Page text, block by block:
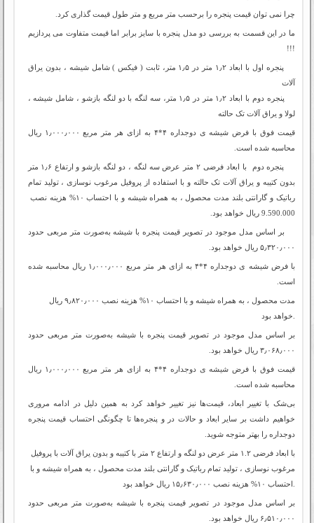
چرا نمی توان قیمت پنجره را برحسب متر مربع و متر طول قیمت گذاری کرد.
ما در این قسمت به بررسی دو مدل پنجره با سایز برابر اما قیمت متفاوت می پردازیم
!!!
پنجره اول با ابعاد ۱٫۲ متر در ۱٫۵ متر، ثابت ( فیکس ) شامل شیشه ، بدون یراق
آلات
پنجره دوم با ابعاد ۱٫۲ متر در ۱٫۵ متر، سه لنگه با دو لنگه بازشو ، شامل شیشه ،
لولا و یراق آلات تک حالته
قیمت فوق با فرض شیشه ی دوجداره ۴*۴ به ازای هر متر مربع ۱٫۰۰۰٫۰۰۰ ریال
محاسبه شده است.
پنجره دوم با ابعاد فرضی ۲ متر عرض سه لنگه ، دو لنگه بازشو و ارتفاع ۱٫۶ ‌متر
بدون کتیبه و یراق آلات تک حالته و با استفاده از پروفیل مرغوب نوسازی ، تولید تمام
رباتیک و گارانتی بلند مدت محصول ، به همراه شیشه و با احتساب ۱۰% هزینه نصب
9.590.000 ریال خواهد بود.
بر اساس مدل موجود در تصویر قیمت پنجره با شیشه به‌صورت متر مربعی حدود
۵٫۳۲۰٫۰۰۰ ریال خواهد بود.
با فرض شیشه ی دوجداره ۴*۴ به ازای هر متر مربع ۱٫۰۰۰٫۰۰۰ ریال محاسبه شده
است.
مدت محصول ، به همراه شیشه و با احتساب ۱۰% هزینه نصب ۹٫۸۲۰٫۰۰۰ ریال
بر اساس مدل موجود در تصویر قیمت پنجره با شیشه به‌صورت متر مربعی حدود
۳٫۰۶۸٫۰۰۰ ریال خواهد بود.
قیمت فوق با فرض شیشه ی دوجداره ۴*۴ به ازای هر متر مربع ۱٫۰۰۰٫۰۰۰ ریال
محاسبه شده است.
بی‌شک با تغییر ابعاد، قیمت‌ها نیز تغییر خواهد کرد به همین دلیل در ادامه مروری
خواهیم داشت بر سایر ابعاد و حالات در و پنجره‌ها تا چگونگی احتساب قیمت پنجره
دوجداره را بهتر متوجه شوید.
با ابعاد فرضی ۱.۲ متر عرض دو لنگه و ارتفاع ۲ ‌متر با کتیبه و بدون یراق آلات با پروفیل
مرغوب نوسازی ، تولید تمام رباتیک و گارانتی بلند مدت محصول ، به همراه شیشه و با
بر اساس مدل موجود در تصویر قیمت پنجره با شیشه به‌صورت متر مربعی حدود
۶٫۵۱۰٫۰۰۰ ریال خواهد بود.